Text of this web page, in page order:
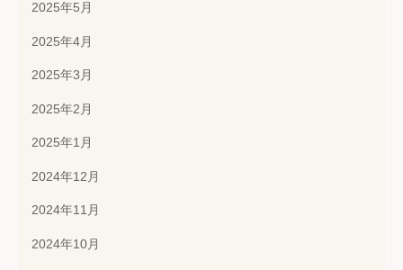
2025年5月
2025年4月
2025年3月
2025年2月
2025年1月
2024年12月
2024年11月
2024年10月